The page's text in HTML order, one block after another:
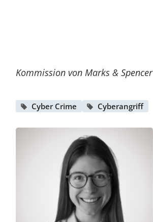
Kommission von Marks & Spencer
Cyber Crime Cyberangriff